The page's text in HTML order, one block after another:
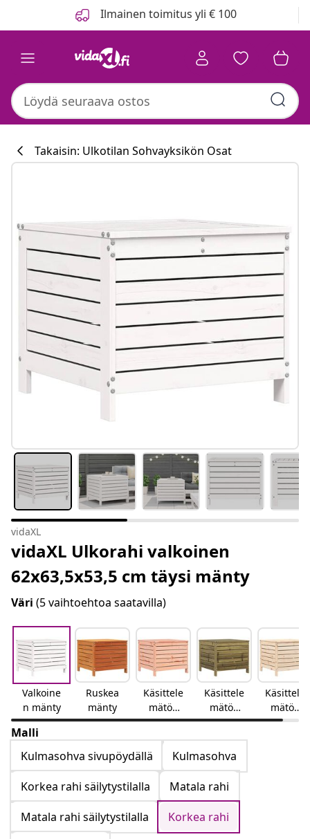
Ilmainen toimitus yli € 100
#sharemevidaxl
Takaisin: Ulkotilan Sohvayksikön Osat
vidaXL
vidaXL Ulkorahi valkoinen
62x63,5x53,5 cm täysi mänty
Väri (5 vaihtoehtoa saatavilla)
Valkoine
n mänty
Ruskea
mänty
Käsittele
mätön
Douglask
uusi
Käsittele
mätön
kyllästett
y mänty
Käsittele
mätön
mänty
Malli
Kulmasohva sivupöydällä
Kulmasohva
Korkea rahi säilytystilalla
Matala rahi
Matala rahi säilytystilalla
Korkea rahi